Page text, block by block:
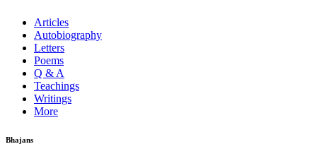
Articles
Autobiography
Letters
Poems
Q & A
Teachings
Writings
More
Bhajans